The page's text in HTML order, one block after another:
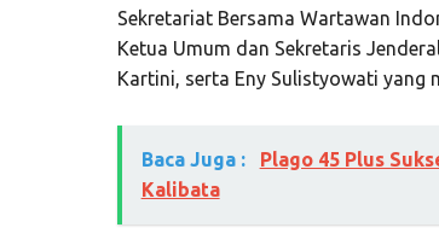
Sekretariat Bersama Wartawan
Ketua Umum dan Sekretaris
Kartini, serta Eny Sulistyowati yang
Baca Juga :
Plago 45 Plus
Kalibata